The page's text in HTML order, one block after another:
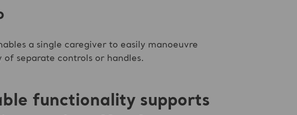
a single caregiver to easily manoeuvre
separate controls or handles.
functionality supports